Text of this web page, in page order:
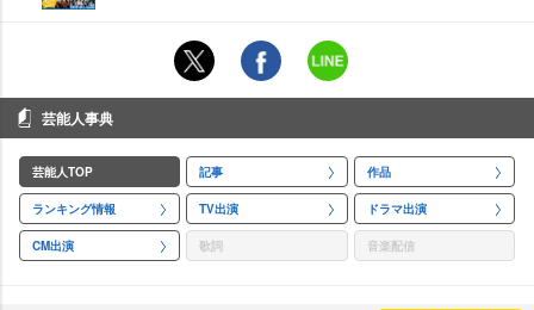
芸能人事典
芸能人TOP 記事 作品
ランキング情報 TV出演 ドラマ出演
CM出演 歌詞 音楽配信